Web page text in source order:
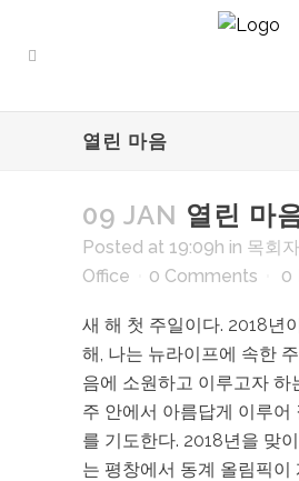
열린 마음
09 JAN 열린 마
Posted at 19:09h in 목회
Office
0 Comments 0
새 해 첫 주일이다. 2018년
해, 나는 뉴라이프에 속한
음에 소원하고 이루고자 하
주 안에서 아름답게 이루어
를 기도한다. 2018년을 맞
는 평창에서 동계 올림픽이